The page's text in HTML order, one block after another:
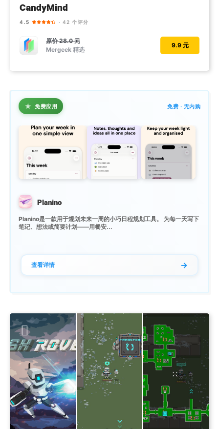
CandyMind
4.5 · 42 个评分
原价28.0 元
Mergeek 精选
9.9 元
★ 免费应用 免费 · 无内购
Planino
Planino是一款用于规划未来一周的小巧日程规划工具。 为每一天写下
笔记、想法或简要计划——用餐安...
查看详情 →